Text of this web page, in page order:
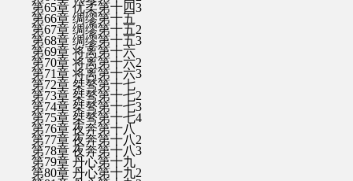
第65章 优柔第十四3
第66章 绸缪第十五
第67章 绸缪第十五2
第68章 绸缪第十五3
第69章 将离第十六
第70章 将离第十六2
第71章 将离第十六3
第72章 桀骜第十七
第73章 桀骜第十七2
第74章 桀骜第十七3
第75章 桀骜第十七4
第76章 夜奔第十八
第77章 夜奔第十八2
第78章 夜奔第十八3
第79章 丹心第十九
第80章 丹心第十九2